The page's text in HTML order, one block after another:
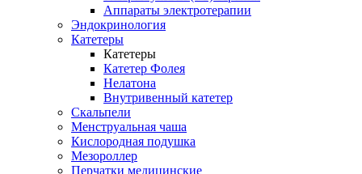
Аппараты электротерапии
Эндокринология
Катетеры
Катетеры
Катетер Фолея
Нелатона
Внутривенный катетер
Скальпели
Менструальная чаша
Кислородная подушка
Мезороллер
Перчатки медицинские